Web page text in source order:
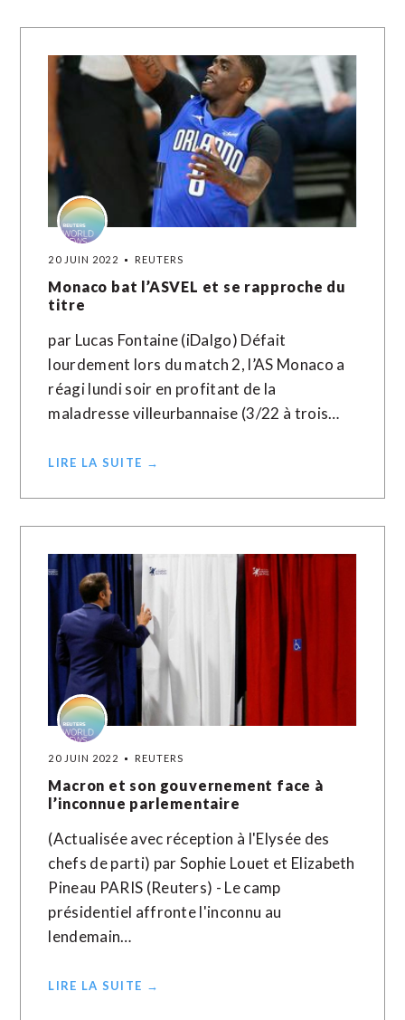
20 JUIN 2022 REUTERS
Monaco bat l’ASVEL et se rapproche du
titre
par Lucas Fontaine (iDalgo) Défait
lourdement lors du match 2, l’AS Monaco a
réagi lundi soir en profitant de la
maladresse villeurbannaise (3/22 à trois…
LIRE LA SUITE →
20 JUIN 2022 REUTERS
Macron et son gouvernement face à
l’inconnue parlementaire
(Actualisée avec réception à l'Elysée des
chefs de parti) par Sophie Louet et Elizabeth
Pineau PARIS (Reuters) - Le camp
présidentiel affronte l'inconnu au
lendemain…
LIRE LA SUITE →